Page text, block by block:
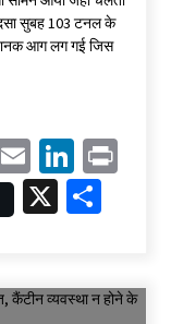
सुबह 103 टनल के
आग लग गई जिस
Email
X